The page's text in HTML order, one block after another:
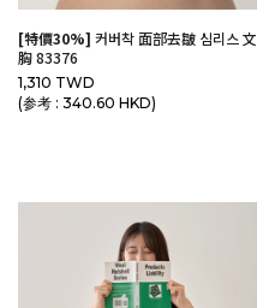
[特價30%] 커버착 面部去皺 심리스 文
胸 83376
1,310 TWD
(参考 : 340.60 HKD)